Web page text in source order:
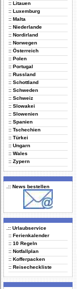
:: Litauen
:: Luxemburg
:: Malta
:: Niederlande
:: Nordirland
:: Norwegen
:: Österreich
:: Polen
:: Portugal
:: Russland
:: Schottland
:: Schweden
:: Schweiz
:: Slowakei
:: Slowenien
:: Spanien
:: Tschechien
:: Türkei
:: Ungarn
:: Wales
:: Zypern
.:: News bestellen
.:: Urlaubservice
:: Ferienkalender
:: 10 Regeln
:: Notfallplan
:: Kofferpacken
:: Reisecheckliste